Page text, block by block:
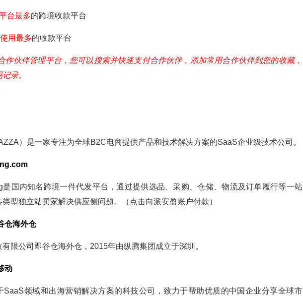
台最多的跨境收款平台
用最多的收款平台
作伙伴管理平台，您可以搜索并快速支付合作伙伴，添加常用合作伙伴到您的收藏，
录。
）是一家专注为全球B2C电商提供产品和技术解决方案的SaaS企业级技术公司。
是国内知名跨境一件代发平台，通过提供选品、采购、仓储、物流及订单履行等一站
型独立站卖家解决供应侧问题。（点击向派安盈账户付款）
仓海外仓
限公司即谷仓海外仓，2015年由纵腾集团成立于深圳。
动
SaaS领域和出海营销解决方案的科技公司，致力于帮助优质的中国企业分享全球市